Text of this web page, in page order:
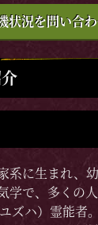
状況を問い合
系に生まれ、
学で、多くの
ズハ）霊能者。